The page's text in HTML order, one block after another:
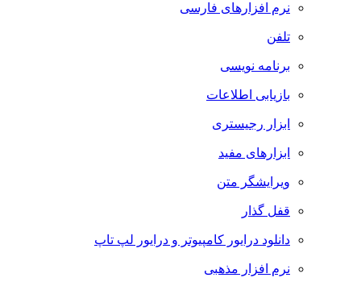
نرم افزارهای فارسی
تلفن
برنامه نویسی
بازیابی اطلاعات
ابزار رجیستری
ابزارهای مفید
ویرایشگر متن
قفل گذار
دانلود درایور کامپیوتر و درایور لپ تاپ
نرم افزار مذهبی